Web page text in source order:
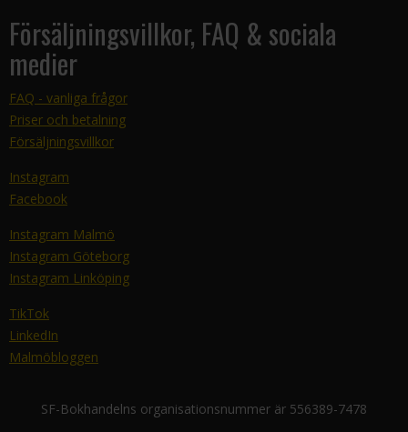
Försäljningsvillkor, FAQ & sociala
medier
FAQ - vanliga frågor
Priser och betalning
Försäljningsvillkor
Instagram
Facebook
Instagram Malmö
Instagram Göteborg
Instagram Linköping
TikTok
LinkedIn
Malmöbloggen
SF-Bokhandelns organisationsnummer är 556389-7478